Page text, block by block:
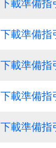
下載準備指
下載準備指
下載準備指
下載準備指
下載準備指